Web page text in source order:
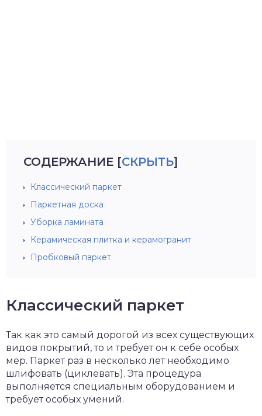
СОДЕРЖАНИЕ [СКРЫТЬ]
Классический паркет
Паркетная доска
Уборка ламината
Керамическая плитка и керамогранит
Пробковый паркет
Классический паркет
Так как это самый дорогой из всех существующих
видов покрытий, то и требует он к себе особых
мер. Паркет раз в несколько лет необходимо
шлифовать (циклевать). Эта процедура
выполняется специальным оборудованием и
требует особых умений.